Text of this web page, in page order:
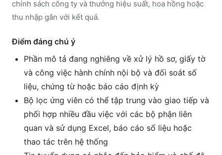
chính sách công ty và thưởng hiệu suất, hoa hồng hoặc
thu nhập gắn với kết quả.
Điểm đáng chú ý
Phần mô tả đang nghiêng về xử lý hồ sơ, giấy tờ
và công việc hành chính nội bộ và đối soát số
liệu, chứng từ hoặc báo cáo định kỳ
Bộ lọc ứng viên có thể tập trung vào giao tiếp và
phối hợp nhiều đầu việc với các bộ phận liên
quan và sử dụng Excel, báo cáo số liệu hoặc
thao tác trên hệ thống